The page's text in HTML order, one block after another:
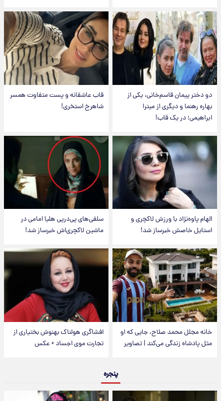
دو دختر پیمان قاسم‌خانی، یکی از
بهاره رهنما و دیگری از میترا
ابراهیمی؛ در یک قاب!
قاب عاشقانه و پست متفاوت همسر
شاهرخ استخری!
الهام پاوه‌نژاد با ورزش لاکچری و
استایل خاصش خبرساز شد!
سلفی‌های پی‌درپی هلیا امامی در
ماشین لاکچری‌اش خبرساز شد!
خانه مجلل محمد صلاح، جایی که او
مثل پادشاه زندگی می‌کند | تصاویر
افشاگری هولناک بهنوش بختیاری از
تجارت موی اجساد + عکس
پنجره